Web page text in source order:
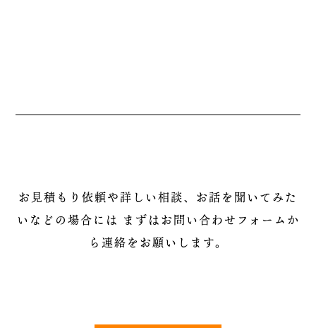
お見積もり依頼や詳しい相談、お話を聞いてみた
いなどの場合には まずはお問い合わせフォームか
ら連絡をお願いします。